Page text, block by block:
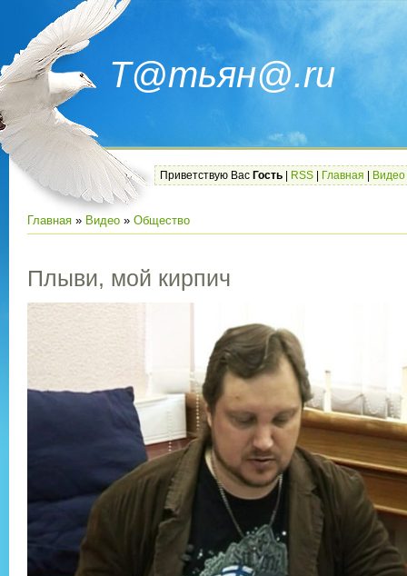
Т@тьян@.ru
Приветствую Вас Гость RSS Главная Видео
Главная » Видео » Общество
Плыви, мой кирпич